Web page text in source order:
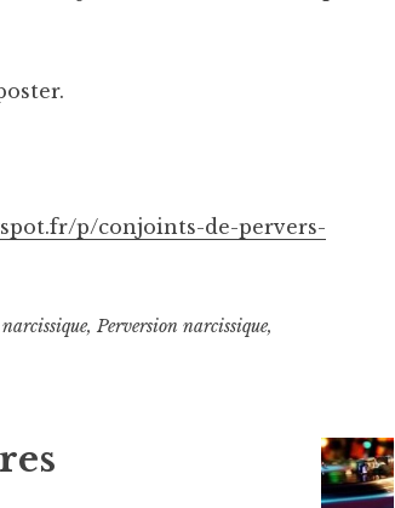
p/conjoints-de-pervers-
, Perversion narcissique,